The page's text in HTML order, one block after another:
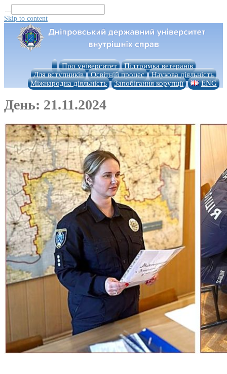
...
Skip to content
Про університет
Підтримка ветеранів
Для вступників
Освітній процес
Наукова діяльність
Міжнародна діяльність
Запобігання корупції ENG
День: 21.11.2024